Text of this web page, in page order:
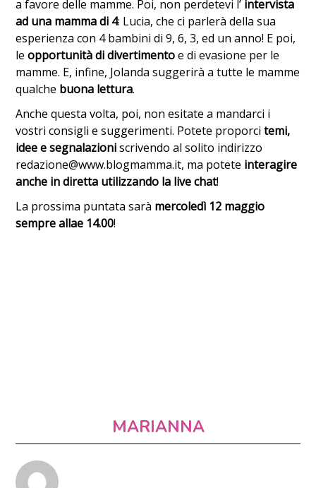
a favore delle mamme. Poi, non perdetevi l’ intervista
ad una mamma di 4: Lucia, che ci parlerà della sua
esperienza con 4 bambini di 9, 6, 3, ed un anno! E poi,
leopportunità di divertimentoe di evasione per le
mamme. E, infine, Jolanda suggerirà a tutte le mamme
qualche buona lettura.
Anche questa volta, poi, non esitate a mandarci i
vostri consigli e suggerimenti. Potete proporcitemi,
idee e segnalazioniscrivendo al solito indirizzo
redazione@www.blogmamma.it, ma potete interagire
anche in diretta utilizzando la live chat!
La prossima puntata sarà mercoledì 12 maggio
sempre allae 14.00!
MARIANNA